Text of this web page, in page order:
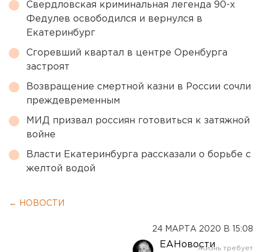
Свердловская криминальная легенда 90-х
Федулев освободился и вернулся в
Екатеринбург
Сгоревший квартал в центре Оренбурга
застроят
Возвращение смертной казни в России сочли
преждевременным
МИД призвал россиян готовиться к затяжной
войне
Власти Екатеринбурга рассказали о борьбе с
желтой водой
← НОВОСТИ
24 МАРТА 2020 В 15:08
ЕАНовости